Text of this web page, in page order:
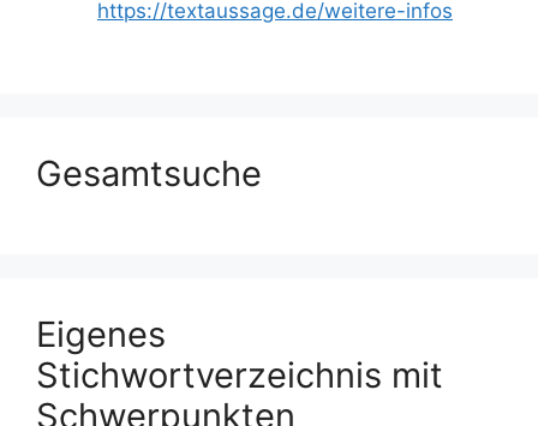
https://textaussage.de/weitere-infos
Gesamtsuche
Eigenes
Stichwortverzeichnis mit
Schwerpunkten